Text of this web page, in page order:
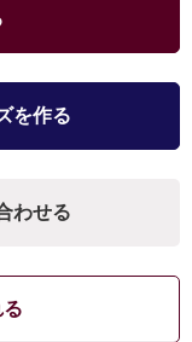
を作る
わせる